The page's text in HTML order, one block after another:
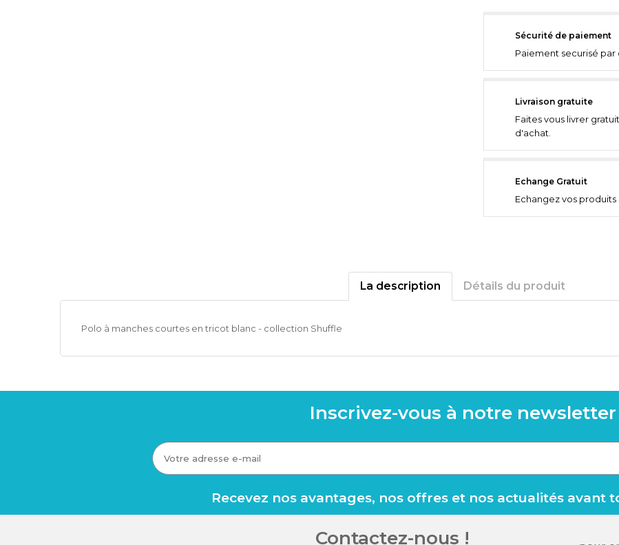
Sécurité de paiement
Paiement securisé par
Livraison gratuite
Faites vous livrer
d'achat.
Echange Gratuit
Echangez vos produits
La description Détails du produit
Polo à manches courtes en tricot blanc - collection Shuffle
Inscrivez-vous à notre newsletter
Recevez nos avantages, nos offres et nos actualités avant
Contactez-nous !